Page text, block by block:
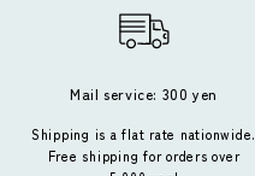
Mail service: 300 yen
Shipping is a flat rate nationwide.
Free shipping for orders over